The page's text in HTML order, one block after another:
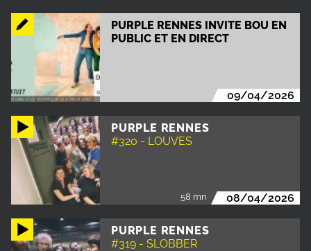
PURPLE RENNES INVITE BOU EN
PUBLIC ET EN DIRECT
09/04/2026
PURPLE RENNES
#320 - LOUVES
58 mn 08/04/2026
PURPLE RENNES
#319 - SLOBBER